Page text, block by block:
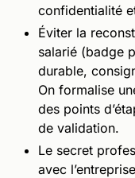
confidentialité
Éviter la
salarié (badge
durable,
On formalise
des points
de validation.
Le secret
avec